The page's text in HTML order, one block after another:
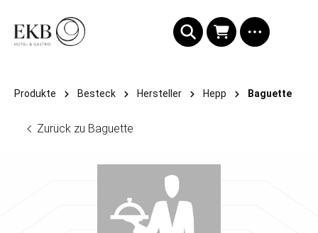
Produkte Besteck Hersteller Hepp Baguette
Zurück zu Baguette